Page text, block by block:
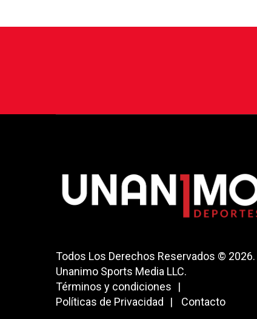
Todos Los Derechos Reservados © 2026.
Unanimo Sports Media LLC.
Términos y condiciones
Políticas de Privacidad
Contacto